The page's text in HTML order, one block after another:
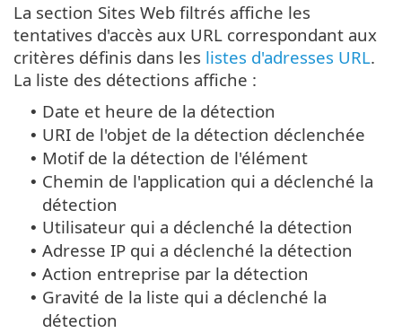
La section Sites Web filtrés affiche les
tentatives d'accès aux URL correspondant aux
critères définis dans les listes d'adresses URL.
La liste des détections affiche :
• Date et heure de la détection
• URI de l'objet de la détection déclenchée
• Motif de la détection de l'élément
• Chemin de l'application qui a déclenché la
détection
• Utilisateur qui a déclenché la détection
• Adresse IP qui a déclenché la détection
• Action entreprise par la détection
• Gravité de la liste qui a déclenché la
détection